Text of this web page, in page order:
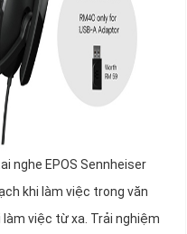
nghe EPOS Sennheiser
khi làm việc trong văn
làm việc từ xa. Trải nghiệm